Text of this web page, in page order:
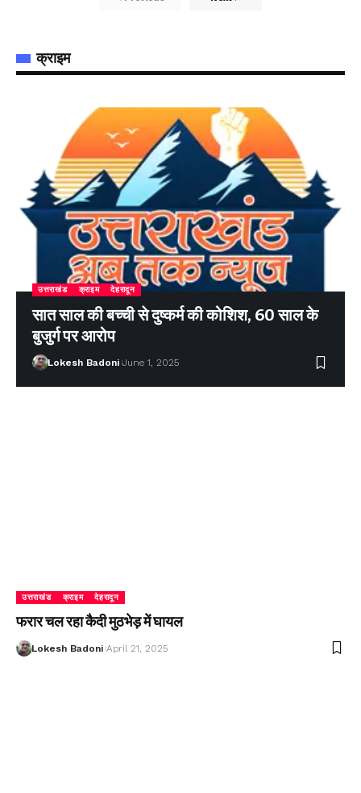
क्राइम
उत्तराखंड क्राइम देहरादून
सात साल की बच्ची से दुष्कर्म की कोशिश, 60 साल के
बुजुर्ग पर आरोप
Lokesh Badoni June 1, 2025
उत्तराखंड क्राइम देहरादून
फरार चल रहा कैदी मुठभेड़ में घायल
Lokesh Badoni April 21, 2025